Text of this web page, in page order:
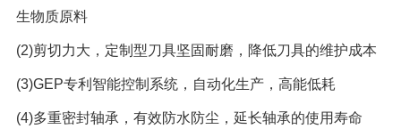
生物质原料
(2)剪切力大，定制型刀具坚固耐磨，降低刀具的维护成本
(3)GEP专利智能控制系统，自动化生产，高能低耗
(4)多重密封轴承，有效防水防尘，延长轴承的使用寿命